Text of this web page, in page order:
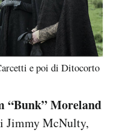
e poi di Ditocorto
“Bunk” Moreland
Jimmy McNulty,